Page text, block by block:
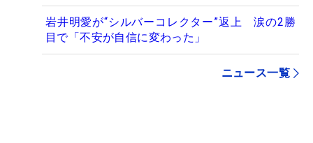
岩井明愛が“シルバーコレクター”返上 涙の2勝
目で「不安が自信に変わった」
ニュース一覧